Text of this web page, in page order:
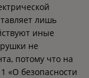
лишь
иные
не
потому что на
«О безопасности